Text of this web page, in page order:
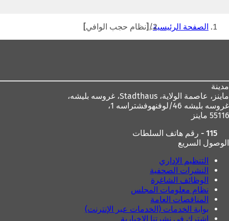
أنت الصفحة الرئيسية [نظام حجب الوافي]
مدينة
ماينز، عاصمة الولاية،
غروسه بليشه 46/لوفنهوفشتراسه 1،
55116 ماينز
115 - رقم هاتف السلطات
الوصول السريع
التنظيم الإداري
النشرات الصحفية
الوظائف الشاغرة
نظام معلومات المجلس
المناقصات العامة
بوابة الخدمات (الخدمات عبر الإنترنت)
اشترك في نشرتنا الإخبارية